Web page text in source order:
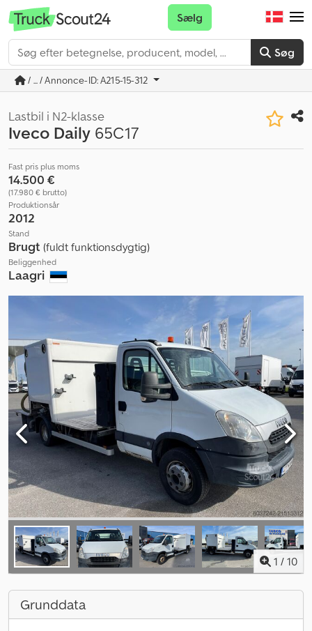
Søg
Sælg
/ ... / Annonce-ID: A215-15-312
Lastbil i N2-klasse
Iveco Daily 65C17
Fast pris plus moms
14.500 €
(17.980 € brutto)
Produktionsår
2012
Stand
Brugt (fuldt funktionsdygtig)
Beliggenhed
Laagri
1 / 10
Grunddata